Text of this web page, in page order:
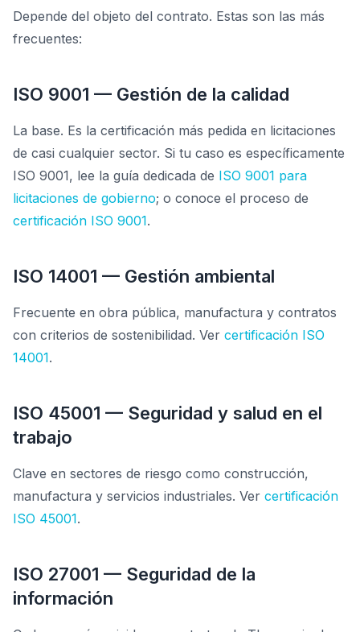
Depende del objeto del contrato. Estas son las más
frecuentes:
ISO 9001 — Gestión de la calidad
La base. Es la certificación más pedida en licitaciones
de casi cualquier sector. Si tu caso es específicamente
ISO 9001, lee la guía dedicada de ISO 9001 para
licitaciones de gobierno; o conoce el proceso de
certificación ISO 9001.
ISO 14001 — Gestión ambiental
Frecuente en obra pública, manufactura y contratos
con criterios de sostenibilidad. Ver certificación ISO
14001.
ISO 45001 — Seguridad y salud en el
trabajo
Clave en sectores de riesgo como construcción,
manufactura y servicios industriales. Ver certificación
ISO 45001.
ISO 27001 — Seguridad de la
información